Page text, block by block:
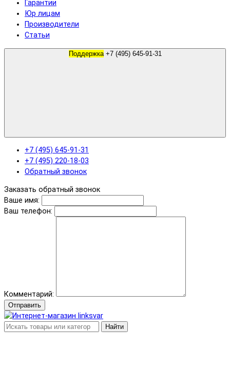
Гарантии
Юр лицам
Производители
Статьи
Поддержка
+7 (495) 645-91-31
+7 (495) 220-18-03
Обратный звонок
Заказать обратный звонок
Ваше имя:
Ваш телефон:
Комментарий:
Отправить
Найти